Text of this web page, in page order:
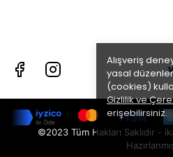
Alışveriş
yasal
(cookies)
Gizlilik ve
erişebilirsiniz.
©2023 Tüm Hakları Saklıdır -